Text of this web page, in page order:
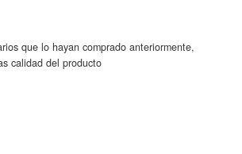
Fruugo Espania
que lo hayan comprado anteriormente,
calidad del producto